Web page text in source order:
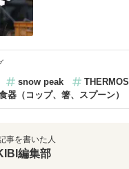
snow peak
THERMOS
器（コップ、箸、スプーン）
事を書いた人
編集部